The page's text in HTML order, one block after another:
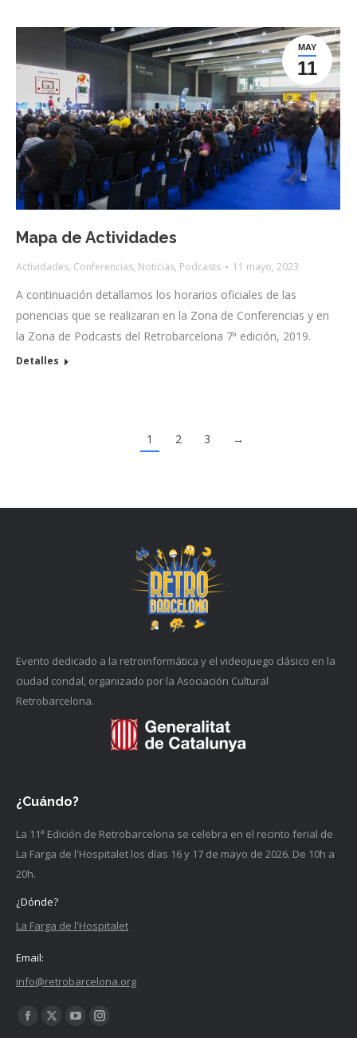
MAY
11
Mapa de Actividades
Actividades, Conferencias, Noticias, Podcasts 11 mayo, 2023
A continuación detallamos los horarios oficiales de las
ponencias que se realizaran en la Zona de Conferencias y en
la Zona de Podcasts del Retrobarcelona 7ª edición, 2019.
Detalles
1 2 3 →
Evento dedicado a la retroinformática y el videojuego clásico en la
ciudad condal, organizado por la Asociación Cultural
Retrobarcelona.
¿Cuándo?
La 11ª Edición de Retrobarcelona se celebra en el recinto ferial de
La Farga de l'Hospitalet los días 16 y 17 de mayo de 2026. De 10h a
20h.
¿Dónde?
La Farga de l'Hospitalet
Email:
info@retrobarcelona.org
Encuéntranos en:
YouTubeInstagram